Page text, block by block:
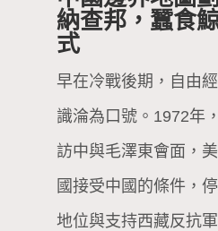
納查邦，蠶食
式
早在冷戰後期，自由
識淪為口號。1972年
訪中與毛澤東會面，
國接受中國的條件，
地位與支持西藏反抗